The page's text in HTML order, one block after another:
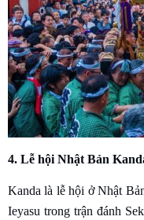
4. Lễ hội Nhật Bản
Kanda là lễ hội ở Nhật
Ieyasu trong trận đánh